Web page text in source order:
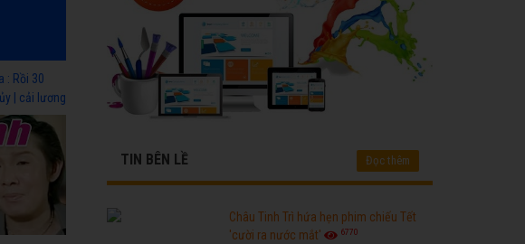
: Rồi 30
| cải lương
TIN BÊN LỀ Đọc thêm
Châu Tinh Trì hứa hẹn phim chiếu Tết
'cười ra nước mắt'
6770